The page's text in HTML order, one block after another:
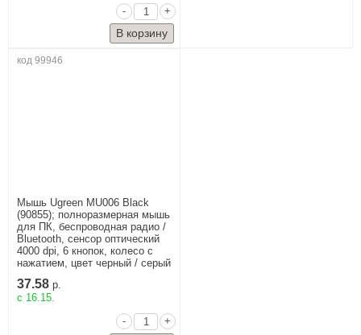
-
+
код 99946
Мышь Ugreen MU006 Black
(90855); полноразмерная мышь
для ПК, беспроводная радио /
Bluetooth, сенсор оптический
4000 dpi, 6 кнопок, колесо с
нажатием, цвет черный / серый
37.58 р.
c 16.15.
-
+